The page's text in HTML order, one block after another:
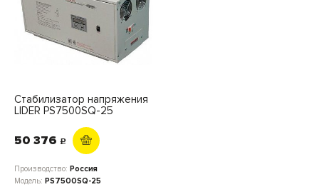
Стабилизатор напряжения
LIDER PS7500SQ-25
50 376 c
Производство: Россия
Модель: PS7500SQ-25